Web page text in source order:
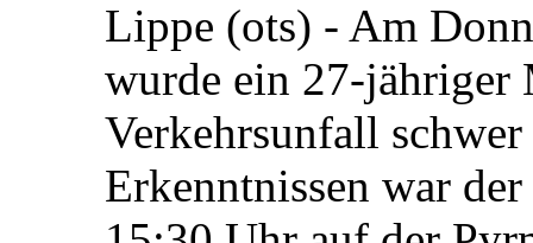
Lippe (ots) - Am
wurde ein 27-jähriger
Verkehrsunfall
Erkenntnissen war